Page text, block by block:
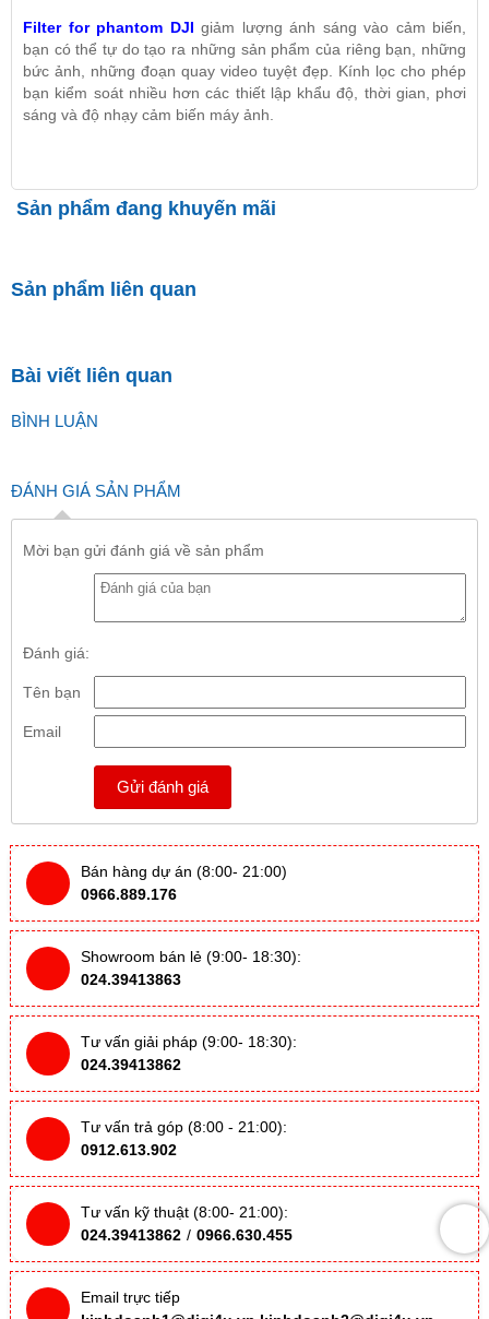
Filter for phantom DJI giảm lượng ánh sáng vào cảm biến,
bạn có thể tự do tạo ra những sản phẩm của riêng bạn, những
bức ảnh, những đoạn quay video tuyệt đẹp. Kính lọc cho phép
bạn kiểm soát nhiều hơn các thiết lập khẩu độ, thời gian, phơi
sáng và độ nhạy cảm biến máy ảnh.
Sản phẩm đang khuyến mãi
Sản phẩm liên quan
Bài viết liên quan
BÌNH LUẬN
ĐÁNH GIÁ SẢN PHẨM
Mời bạn gửi đánh giá về sản phẩm
Đánh giá:
Tên bạn
Email
Gửi đánh giá
Bán hàng dự án (8:00- 21:00)
0966.889.176
Showroom bán lẻ (9:00- 18:30):
024.39413863
Tư vấn giải pháp (9:00- 18:30):
024.39413862
Tư vấn trả góp (8:00 - 21:00):
0912.613.902
Tư vấn kỹ thuật (8:00- 21:00):
024.39413862 / 0966.630.455
Email trực tiếp